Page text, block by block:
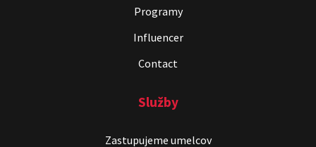
Programy
Influencer
Contact
Služby
Zastupujeme umelcov